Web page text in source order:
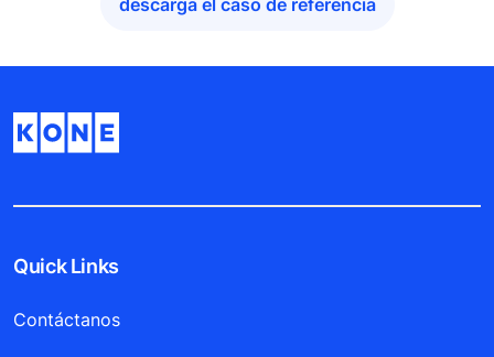
Quick Links
Contáctanos